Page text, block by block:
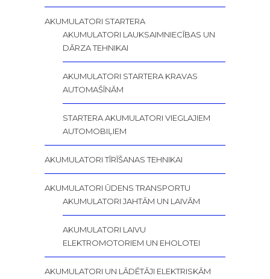
AKUMULATORI STARTERA
AKUMULATORI LAUKSAIMNIECĪBAS UN
DĀRZA TEHNIKAI
AKUMULATORI STARTERA KRAVAS
AUTOMAŠĪNĀM
STARTERA AKUMULATORI VIEGLAJIEM
AUTOMOBIĻIEM
AKUMULATORI TĪRĪŠANAS TEHNIKAI
AKUMULATORI ŪDENS TRANSPORTU
AKUMULATORI JAHTĀM UN LAIVĀM
AKUMULATORI LAIVU
ELEKTROMOTORIEM UN EHOLOTEI
AKUMULATORI UN LĀDĒTĀJI ELEKTRISKĀM